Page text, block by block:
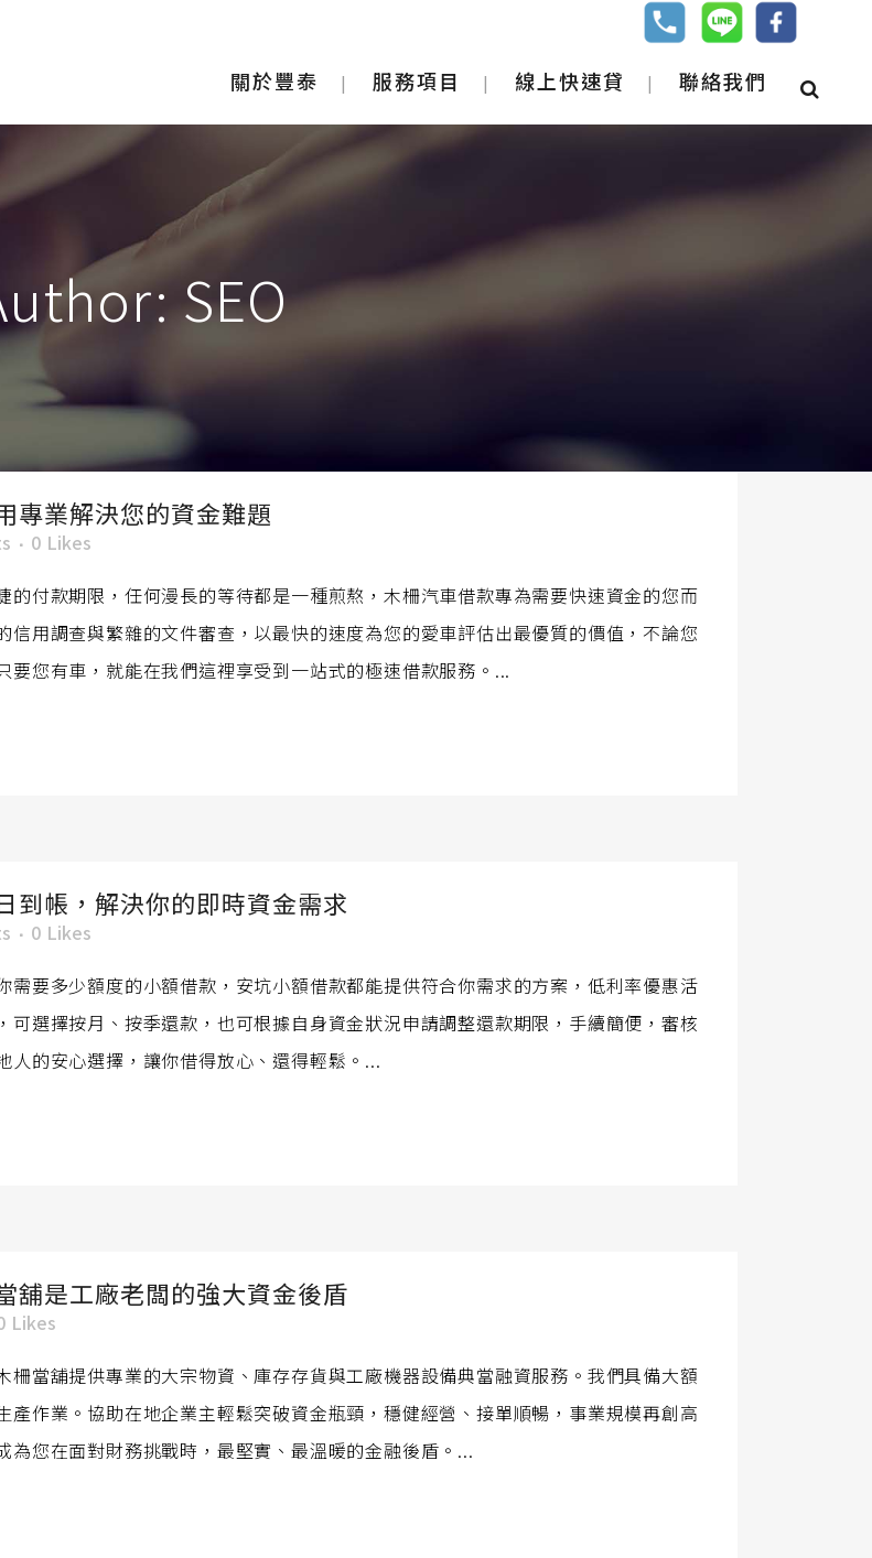
關於豐泰 服務項目 線上快速貸 聯絡我們
SEO
專業解決您的資金難題
0 Likes
付款期限，任何漫長的等待都是一種煎熬，木柵汽車借款專為需要快速資金的您而
用調查與繁雜的文件審查，以最快的速度為您的愛車評估出最優質的價值，不論您
您有車，就能在我們這裡享受到一站式的極速借款服務。...
到帳，解決你的即時資金需求
0 Likes
要多少額度的小額借款，安坑小額借款都能提供符合你需求的方案，低利率優惠活
選擇按月、按季還款，也可根據自身資金狀況申請調整還款期限，手續簡便，審核
的安心選擇，讓你借得放心、還得輕鬆。...
舖是工廠老闆的強大資金後盾
Likes
當舖提供專業的大宗物資、庫存存貨與工廠機器設備典當融資服務。我們具備大額
作業。協助在地企業主輕鬆突破資金瓶頸，穩健經營、接單順暢，事業規模再創高
您在面對財務挑戰時，最堅實、最溫暖的金融後盾。...